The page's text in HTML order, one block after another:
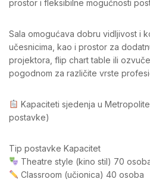
prostor i fleksibilne mogućnosti
Sala omogućava dobru vidljivost i
učesnicima, kao i prostor za
projektora, flip chart table ili
pogodnom za različite vrste
Kapaciteti sjedenja u
postavke)
Tip postavke Kapacitet
Theatre style (kino stil) 70
Classroom (učionica) 40 osoba